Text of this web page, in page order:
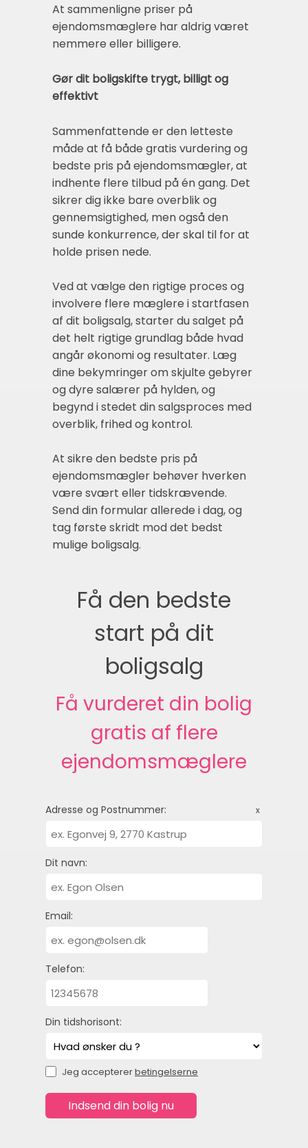
At sammenligne priser på
ejendomsmæglere har aldrig været
nemmere eller billigere.
Gør dit boligskifte trygt, billigt og
effektivt
Sammenfattende er den letteste
måde at få både gratis vurdering og
bedste pris på ejendomsmægler, at
indhente flere tilbud på én gang. Det
sikrer dig ikke bare overblik og
gennemsigtighed, men også den
sunde konkurrence, der skal til for at
holde prisen nede.
Ved at vælge den rigtige proces og
involvere flere mæglere i startfasen
af dit boligsalg, starter du salget på
det helt rigtige grundlag både hvad
angår økonomi og resultater. Læg
dine bekymringer om skjulte gebyrer
og dyre salærer på hylden, og
begynd i stedet din salgsproces med
overblik, frihed og kontrol.
At sikre den bedste pris på
ejendomsmægler behøver hverken
være svært eller tidskrævende.
Send din formular allerede i dag, og
tag første skridt mod det bedst
mulige boligsalg.
Få den bedste
start på dit
boligsalg
Få vurderet din bolig
gratis af flere
ejendomsmæglere
Adresse og Postnummer: x
Dit navn:
Email:
Telefon:
Din tidshorisont:
Jeg acceptererbetingelserne